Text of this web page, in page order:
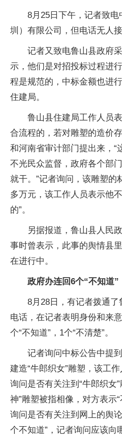
8月25日下午，记者致
圳）有限公司，但电话无人接
记者又致电鲁山县政府
示，他们是对招投标过程进
程是规范的，中标金额也进
住建局。
鲁山县住建局工作人员
合流程的，若对雕塑的造价
和河南省审计部门提出来，“
不光民众监督，政府各个部
就干。”记者询问，该雕塑的
多万元，该工作人员表示他
的”。
另据报道，鲁山县人民
事时曾表示，此事的舆情县
在进行中。
政府办连回6个“不知道
8月28日，有记者拨通
电话，在记者表明身份和来
个“不知道”，1个“不清楚”。
记者询问中标公告中提
建造“牛郎织女”雕塑，该工
询问是否有关注到“牛郎织女
神”雕塑被指相像，对方表示
询问是否有关注到网上的舆
个不知道”，记者询问应该向